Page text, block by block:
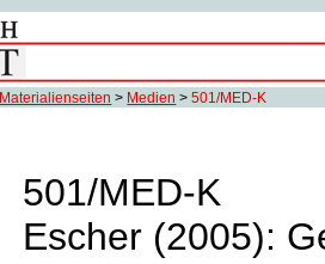
Materialienseiten > Medien >501/MED-K
501/MED-K
Escher (2005):